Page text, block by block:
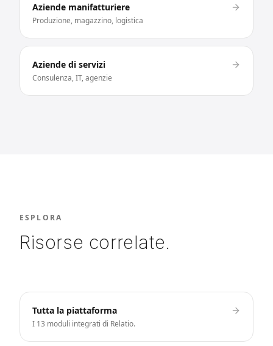
Aziende manifatturiere
Produzione, magazzino, logistica
Aziende di servizi
Consulenza, IT, agenzie
ESPLORA
Risorse correlate.
Tutta la piattaforma
I 13 moduli integrati di Relatio.